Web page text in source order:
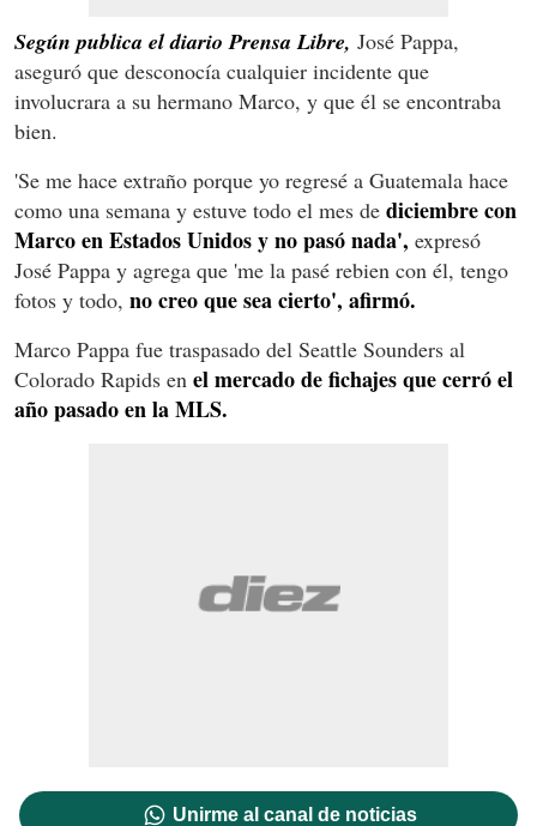
Según publica el diario Prensa Libre, José Pappa,
aseguró que desconocía cualquier incidente que
involucrara a su hermano Marco, y que él se encontraba
bien.
'Se me hace extraño porque yo regresé a Guatemala hace
como una semana y estuve todo el mes de diciembre con
Marco en Estados Unidos y no pasó nada', expresó
José Pappa y agrega que 'me la pasé rebien con él, tengo
fotos y todo, no creo que sea cierto', afirmó.
Marco Pappa fue traspasado del Seattle Sounders al
Colorado Rapids en el mercado de fichajes que cerró el
año pasado en la MLS.
Unirme al canal de noticias